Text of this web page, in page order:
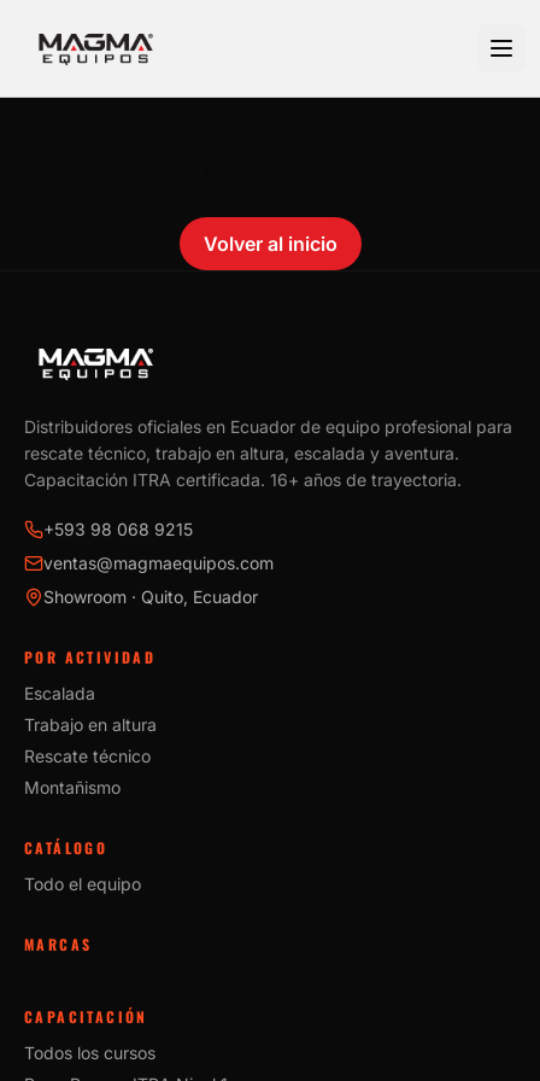
Volver al inicio
Distribuidores oficiales en Ecuador de equipo profesional para
rescate técnico, trabajo en altura, escalada y aventura.
Capacitación ITRA certificada. 16+ años de trayectoria.
+593 98 068 9215
ventas@magmaequipos.com
Showroom · Quito, Ecuador
POR ACTIVIDAD
Escalada
Trabajo en altura
Rescate técnico
Montañismo
CATÁLOGO
Todo el equipo
MARCAS
CAPACITACIÓN
Todos los cursos